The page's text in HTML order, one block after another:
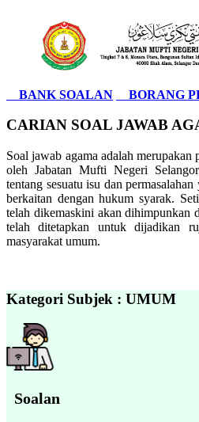
BANK SOALAN BORANG
CARIAN SOAL JAWAB
Soal jawab agama adalah merupakan
oleh Jabatan Mufti Negeri
tentang sesuatu isu dan
berkaitan dengan hukum syarak.
telah dikemaskini akan dihimpunkan
telah ditetapkan untuk dijadikan
masyarakat umum.
Kategori Subjek : UMUM
Soalan